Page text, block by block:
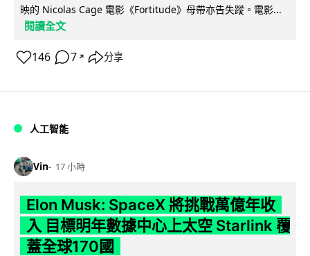
映的 Nicolas Cage 電影《Fortitude》母帶亦告失蹤。電影...
閱讀全文
146 7 ↗ 分享
人工智能
Vin 17 小時
Elon Musk: SpaceX 將挑戰萬億年收
入 目標明年數據中心上太空 Starlink 覆
蓋全球170國